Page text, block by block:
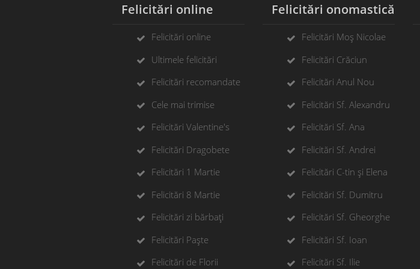
Felicitări online
Felicitări online
Ultimele felicitări
Felicitări recomandate
Cele mai trimise
Felicitări Valentine's
Felicitări Dragobete
Felicitări 1 Martie
Felicitări 8 Martie
Felicitări zi bărbați
Felicitări Paște
Felicitări de Florii
Felicitări onomastică
Felicitări Moș Nicolae
Felicitări Crăciun
Felicitări Anul Nou
Felicitări Sf. Alexandru
Felicitări Sf. Ana
Felicitări Sf. Andrei
Felicitări C-tin și Elena
Felicitări Sf. Dumitru
Felicitări Sf. Gheorghe
Felicitări Sf. Ioan
Felicitări Sf. Ilie